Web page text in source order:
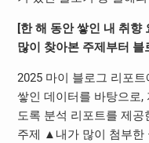
[한 해 동안 쌓인 내 취
많이 찾아본 주제부터 블
2025 마이 블로그 리포
쌓인 데이터를 바탕으로,
도록 분석 리포트를 제
주제 ▲내가 많이 첨부한